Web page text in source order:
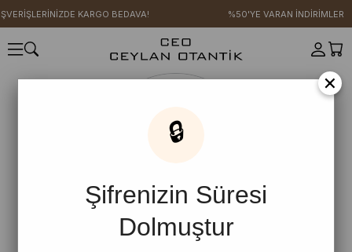
KARGO BEDAVA! %50'YE VARAN İNDİRİMLER
×
🔒
Şifrenizin Süresi
Dolmuştur